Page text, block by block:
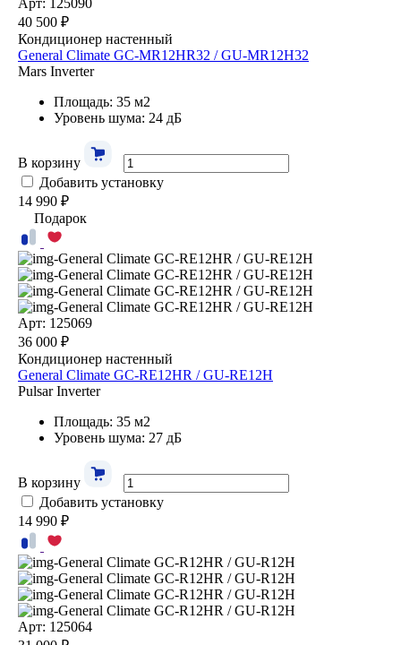
Арт: 125090
40 500 ₽
Кондиционер настенный
General Climate GC-MR12HR32 / GU-MR12H32
Mars Inverter
Площадь: 35 м2
Уровень шума: 24 дБ
В корзину
Добавить установку
14 990 ₽
Подарок
Арт: 125069
36 000 ₽
Кондиционер настенный
General Climate GC-RE12HR / GU-RE12H
Pulsar Inverter
Площадь: 35 м2
Уровень шума: 27 дБ
В корзину
Добавить установку
14 990 ₽
Арт: 125064